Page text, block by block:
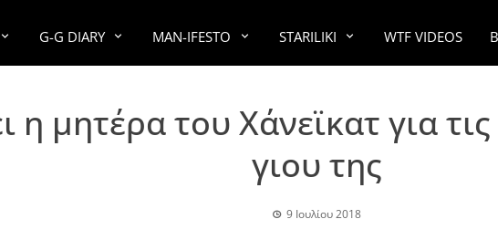
G-G DIARY MAN-IFESTO STARILIKI WTF VIDEOS
η μητέρα του Χάνεϊκατ για
γιου της
9 Ιουλίου 2018